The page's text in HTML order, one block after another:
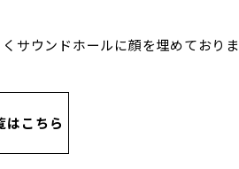
サウンドホールに顔を埋めており
はこちら